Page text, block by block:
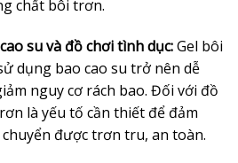
chất bôi trơn.
su và đồ chơi tình dục:Gel bôi
dụng bao cao su trở nên dễ
nguy cơ rách bao. Đối với đồ
là yếu tố cần thiết để đảm
chuyển được trơn tru, an toàn.